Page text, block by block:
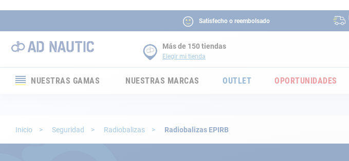
Satisfecho o reembolsado
Más de 150 tiendas
Elegir mi tienda
NUESTRAS GAMAS
Electricidad
NUESTRAS MARCAS OUTLET OPORTUNIDADES
Inicio Seguridad Radiobalizas Radiobalizas EPIRB